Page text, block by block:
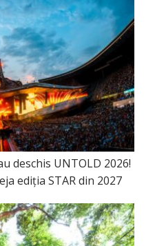
deschis UNTOLD 2026!
ediția STAR din 2027